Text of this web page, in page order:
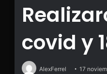
covid y
AlexFerrel 17